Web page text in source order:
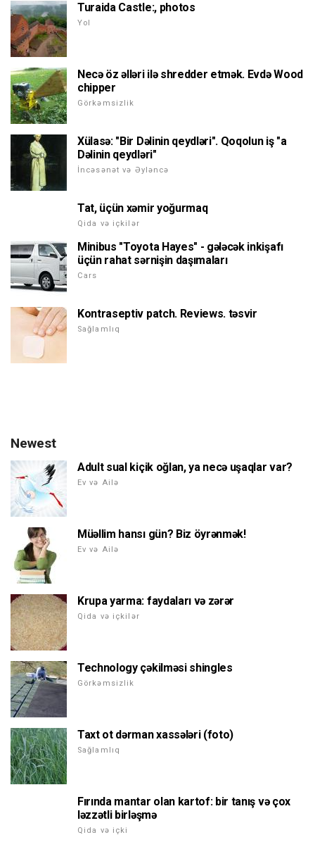
Turaida Castle:, photos
Yol
Necə öz əlləri ilə shredder etmək. Evdə Wood
chipper
Görkəmsizlik
Xülasə: "Bir Dəlinin qeydləri". Qoqolun iş "a
Dəlinin qeydləri"
İncəsənət və Əyləncə
Tat, üçün xəmir yoğurmaq
Qida və içkilər
Minibus "Toyota Hayes" - gələcək inkişafı
üçün rahat sərnişin daşımaları
Cars
Kontraseptiv patch. Reviews. təsvir
Sağlamlıq
Newest
Adult sual kiçik oğlan, ya necə uşaqlar var?
Ev və Ailə
Müəllim hansı gün? Biz öyrənmək!
Ev və Ailə
Krupa yarma: faydaları və zərər
Qida və içkilər
Technology çəkilməsi shingles
Görkəmsizlik
Taxt ot dərman xassələri (foto)
Sağlamlıq
Fırında mantar olan kartof: bir tanış və çox
ləzzətli birləşmə
Qida və içki